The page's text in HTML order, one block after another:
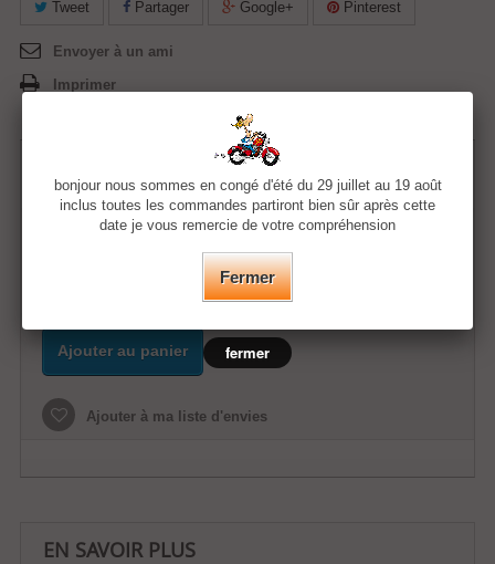
Tweet Partager Google+ Pinterest
Envoyer à un ami
Imprimer
21,99 €
Ajouter au panier
Ajouter à ma liste d'envies
EN SAVOIR PLUS
bonjour nous sommes en congé d'été du 29 juillet au 19 août
inclus toutes les commandes partiront bien sûr après cette
date je vous remercie de votre compréhension
Fermer
fermer